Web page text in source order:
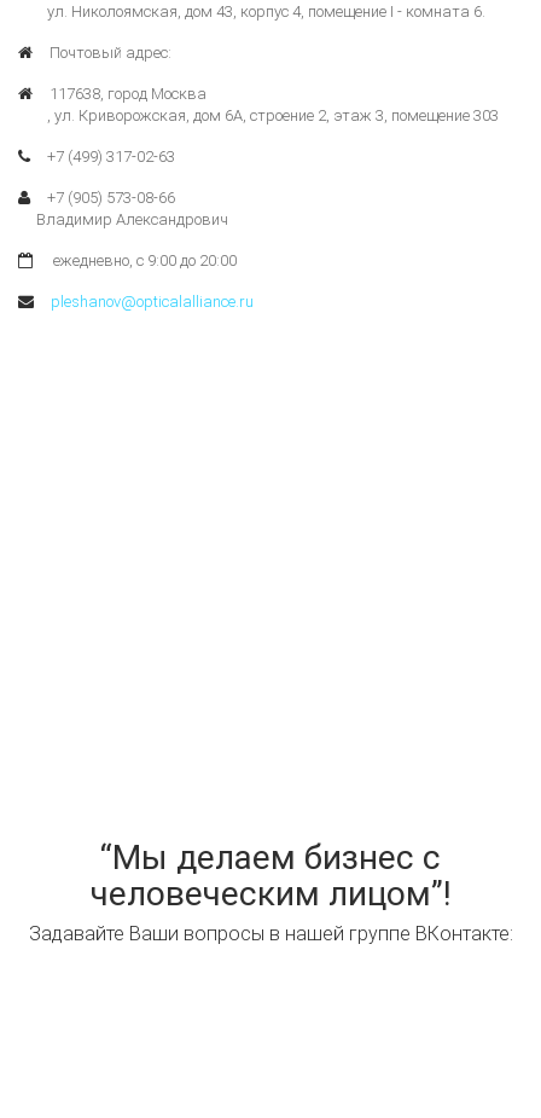
ул. Николоямская, дом 43, корпус 4, помещение I - комната 6.
Почтовый адрес:
117638, город Москва
, ул. Криворожская, дом 6А, строение 2, этаж 3, помещение 303
+7 (499) 317-02-63
+7 (905) 573-08-66
Владимир Александрович
ежедневно, с 9:00 до 20:00
pleshanov@opticalalliance.ru
“Мы делаем бизнес с
человеческим лицом”!
Задавайте Ваши вопросы в нашей группе ВКонтакте: